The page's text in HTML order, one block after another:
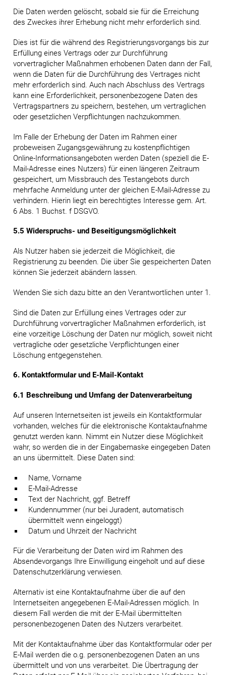
Die Daten werden gelöscht, sobald sie für die Erreichung
des Zweckes ihrer Erhebung nicht mehr erforderlich sind.
Dies ist für die während des Registrierungsvorgangs bis zur
Erfüllung eines Vertrags oder zur Durchführung
vorvertraglicher Maßnahmen erhobenen Daten dann der Fall,
wenn die Daten für die Durchführung des Vertrages nicht
mehr erforderlich sind. Auch nach Abschluss des Vertrags
kann eine Erforderlichkeit, personenbezogene Daten des
Vertragspartners zu speichern, bestehen, um vertraglichen
oder gesetzlichen Verpflichtungen nachzukommen.
Im Falle der Erhebung der Daten im Rahmen einer
probeweisen Zugangsgewährung zu kostenpflichtigen
Online-Informationsangeboten werden Daten (speziell die E-
Mail-Adresse eines Nutzers) für einen längeren Zeitraum
gespeichert, um Missbrauch des Testangebots durch
mehrfache Anmeldung unter der gleichen E-Mail-Adresse zu
verhindern. Hierin liegt ein berechtigtes Interesse gem. Art.
6 Abs. 1 Buchst. f DSGVO.
5.5 Widerspruchs- und Beseitigungsmöglichkeit
Als Nutzer haben sie jederzeit die Möglichkeit, die
Registrierung zu beenden. Die über Sie gespeicherten Daten
können Sie jederzeit abändern lassen.
Wenden Sie sich dazu bitte an den Verantwortlichen unter 1.
Sind die Daten zur Erfüllung eines Vertrages oder zur
Durchführung vorvertraglicher Maßnahmen erforderlich, ist
eine vorzeitige Löschung der Daten nur möglich, soweit nicht
vertragliche oder gesetzliche Verpflichtungen einer
Löschung entgegenstehen.
6. Kontaktformular und E-Mail-Kontakt
6.1 Beschreibung und Umfang der Datenverarbeitung
Auf unseren Internetseiten ist jeweils ein Kontaktformular
vorhanden, welches für die elektronische Kontaktaufnahme
genutzt werden kann. Nimmt ein Nutzer diese Möglichkeit
wahr, so werden die in der Eingabemaske eingegeben Daten
an uns übermittelt. Diese Daten sind:
Name, Vorname
E-Mail-Adresse
Text der Nachricht, ggf. Betreff
Kundennummer (nur bei Juradent, automatisch
übermittelt wenn eingeloggt)
Datum und Uhrzeit der Nachricht
Für die Verarbeitung der Daten wird im Rahmen des
Absendevorgangs Ihre Einwilligung eingeholt und auf diese
Datenschutzerklärung verwiesen.
Alternativ ist eine Kontaktaufnahme über die auf den
Internetseiten angegebenen E-Mail-Adressen möglich. In
diesem Fall werden die mit der E-Mail übermittelten
personenbezogenen Daten des Nutzers verarbeitet.
Mit der Kontaktaufnahme über das Kontaktformular oder per
E-Mail werden die o.g. personenbezogenen Daten an uns
übermittelt und von uns verarbeitet. Die Übertragung der